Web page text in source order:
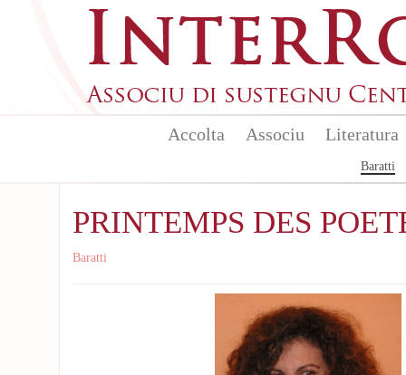
Accolta Associu Literatura
Baratti
PRINTEMPS DES
Baratti